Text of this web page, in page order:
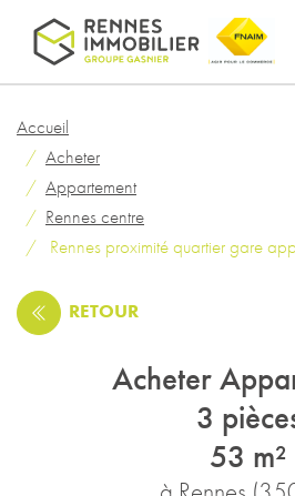
Accueil
Acheter
Appartement
Rennes centre
Rennes proximité quartier gare appartement
RETOUR
Acheter
3
53 m²